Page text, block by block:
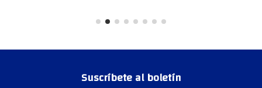
Suscríbete al boletín